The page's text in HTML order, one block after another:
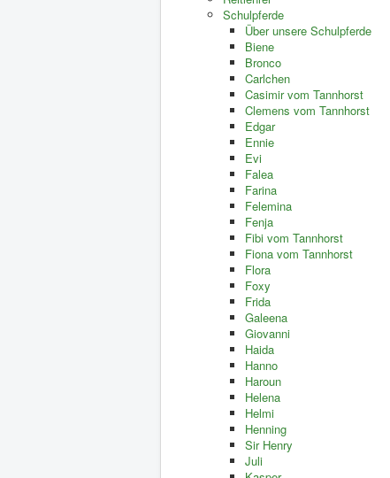
Schulpferde
Über unsere Schulpferde
Biene
Bronco
Carlchen
Casimir vom Tannhorst
Clemens vom Tannhorst
Edgar
Ennie
Evi
Falea
Farina
Felemina
Fenja
Fibi vom Tannhorst
Fiona vom Tannhorst
Flora
Foxy
Frida
Galeena
Giovanni
Haida
Hanno
Haroun
Helena
Helmi
Henning
Sir Henry
Juli